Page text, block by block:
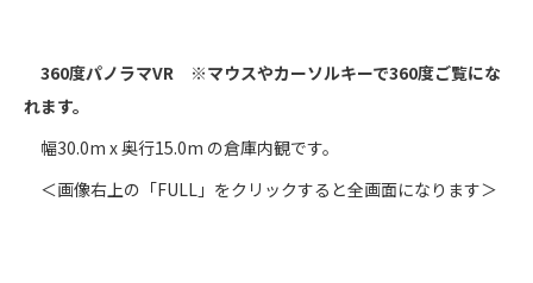
360度パノラマVR ※マウスやカーソルキーで360度ご覧にな
れます。
幅30.0m x 奥行15.0m の倉庫内観です。
＜画像右上の「FULL」をクリックすると全画面になります＞